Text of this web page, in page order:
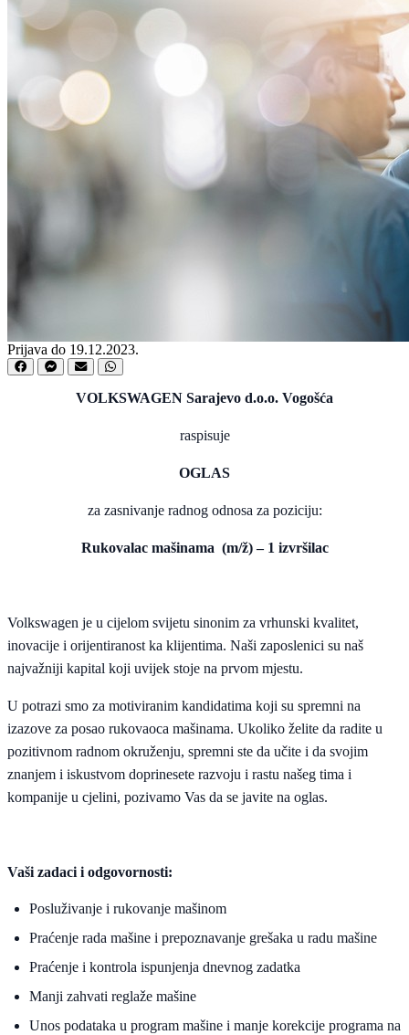
Prijava do 19.12.2023.
VOLKSWAGEN Sarajevo d.o.o. Vogošća
raspisuje
OGLAS
za zasnivanje radnog odnosa za poziciju:
Rukovalac mašinama (m/ž) – 1 izvršilac
Volkswagen je u cijelom svijetu sinonim za vrhunski kvalitet,
inovacije i orijentiranost ka klijentima. Naši zaposlenici su naš
najvažniji kapital koji uvijek stoje na prvom mjestu.
U potrazi smo za motiviranim kandidatima koji su spremni na
izazove za posao rukovaoca mašinama. Ukoliko želite da radite u
pozitivnom radnom okruženju, spremni ste da učite i da svojim
znanjem i iskustvom doprinesete razvoju i rastu našeg tima i
kompanije u cjelini, pozivamo Vas da se javite na oglas.
Vaši zadaci i odgovornosti:
Posluživanje i rukovanje mašinom
Praćenje rada mašine i prepoznavanje grešaka u radu mašine
Praćenje i kontrola ispunjenja dnevnog zadatka
Manji zahvati reglaže mašine
Unos podataka u program mašine i manje korekcije programa na